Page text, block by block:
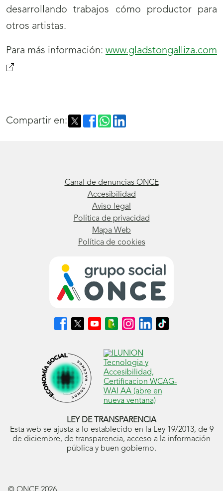
desarrollando trabajos cómo productor para
otros artistas.
Para más información: www.gladstongalliza.com
Compartir en:
Canal de denuncias ONCE
Accesibilidad
Aviso legal
Política de privacidad
Mapa Web
Política de cookies
Síguenos
en
abrirá
en
ventana
nueva)
Síguenos
en
abrirá
en
ventana
nueva)
Síguenos
en
abrirá
en
ventana
nueva)
Síguenos
en
Blog
ONCE
(se
abrirá
en
ventana
nueva)
Síguenos
en
(se
abrirá
en
ventana
nueva)
Síguenos
en
(se
abrirá
en
ventana
nueva)
Síguenos
en
ventana
nueva)
LEY DE TRANSPARENCIA
Esta web se ajusta a lo establecido en la Ley 19/2013, de 9
de diciembre, de transparencia, acceso a la información
pública y buen gobierno.